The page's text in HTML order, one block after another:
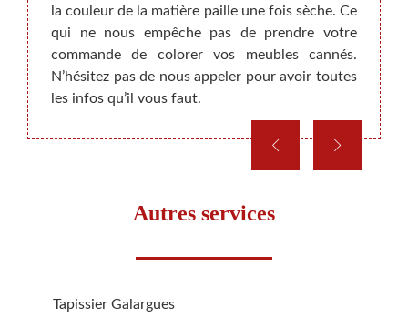
à
la couleur de la matière paille une fois sèche. Ce
qui ne nous empêche pas de prendre votre
commande de colorer vos meubles cannés.
N’hésitez pas de nous appeler pour avoir toutes
les infos qu’il vous faut.
avec
Autres services
Tapissier Galargues